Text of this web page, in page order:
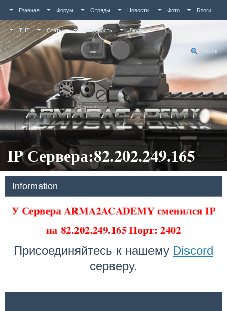
Главная Форум Отряды Новости Фото Блоги
ТНТ Статьи Активность Люди
Поиск
IP Сервера:82.202.249.165
Information
У Сервера ARMA2ACADEMY сменился IP
на 82.202.249.165 Порт: 2402
Присоединяйтесь к нашему Discord
серверу.